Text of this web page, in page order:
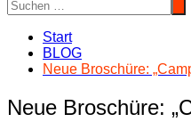
Start
BLOG
Neue Broschüre:
Neue Broschüre: